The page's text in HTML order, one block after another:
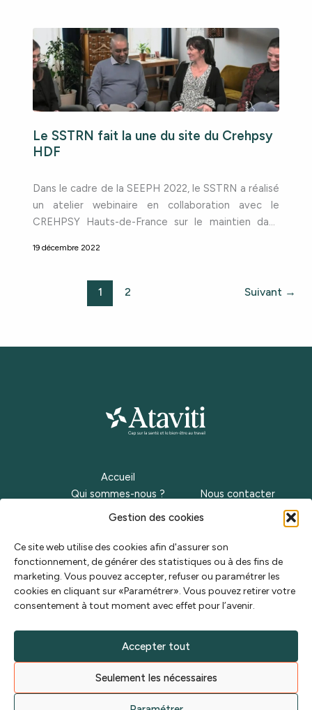
Gestion des cookies
Ce site web utilise des cookies afin d'assurer son
fonctionnement, de générer des statistiques ou à des fins de
marketing. Vous pouvez accepter, refuser ou paramétrer les
cookies en cliquant sur «Paramétrer». Vous pouvez retirer votre
consentement à tout moment avec effet pour l’avenir.
Accepter tout
Seulement les nécessaires
effet au campus d’Entreprises
Le SSTRN fait la une du site du Crehpsy
HDF
19 décembre 2022
Dans le cadre de la SEEPH 2022, le SSTRN a réalisé
un atelier webinaire en collaboration avec le
CREHPSY Hauts-de-France sur le maintien dans
engagé ! N’hésitez pas à consulter notre article sur
1 2 Suivant →
Accueil
Qui sommes-nous ?
Nos métiers
Nos actualités
Nous contacter
40 rue Eugène Jacquet
59700 Marcq-en-Baroeul
Linkedin